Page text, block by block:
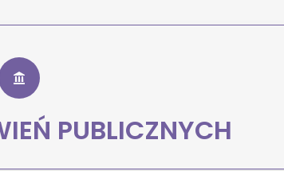
PUBLICZNYCH